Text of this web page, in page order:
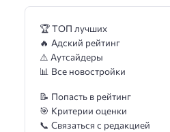
🏆 ТОП лучших
🔥 Адский рейтинг
⚠️ Аутсайдеры
📊 Все новостройки
📝 Попасть в рейтинг
🎯 Критерии оценки
📞 Связаться с редакцией